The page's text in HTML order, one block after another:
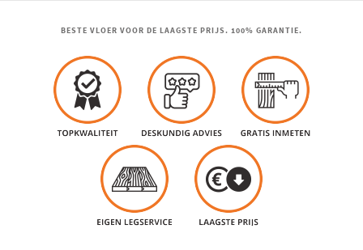
BESTE VLOER VOOR DE LAAGSTE PRIJS. 100% GARANTIE.